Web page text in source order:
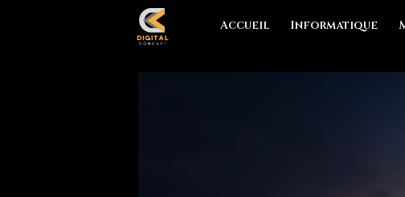
Accueil Informatique